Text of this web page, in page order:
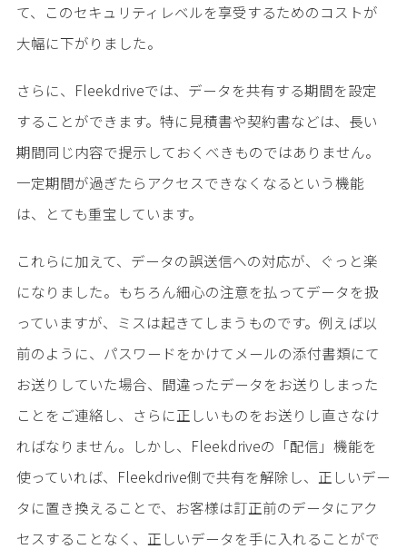
て、このセキュリティレベルを享受するためのコストが
大幅に下がりました。
さらに、Fleekdriveでは、データを共有する期間を設定
することができます。特に見積書や契約書などは、長い
期間同じ内容で提示しておくべきものではありません。
一定期間が過ぎたらアクセスできなくなるという機能
は、とても重宝しています。
これらに加えて、データの誤送信への対応が、ぐっと楽
になりました。もちろん細心の注意を払ってデータを扱
っていますが、ミスは起きてしまうものです。例えば以
前のように、パスワードをかけてメールの添付書類にて
お送りしていた場合、間違ったデータをお送りしまった
ことをご連絡し、さらに正しいものをお送りし直さなけ
ればなりません。しかし、Fleekdriveの「配信」機能を
使っていれば、Fleekdrive側で共有を解除し、正しいデー
タに置き換えることで、お客様は訂正前のデータにアク
セスすることなく、正しいデータを手に入れることがで